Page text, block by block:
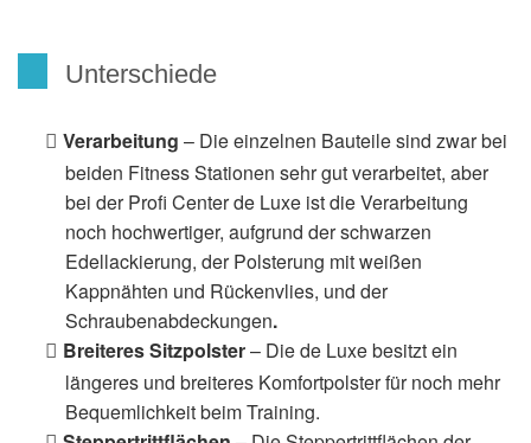
Unterschiede
Verarbeitung – Die einzelnen Bauteile sind zwar bei
beiden Fitness Stationen sehr gut verarbeitet, aber
bei der Profi Center de Luxe ist die Verarbeitung
noch hochwertiger, aufgrund der schwarzen
Edellackierung, der Polsterung mit weißen
Kappnähten und Rückenvlies, und der
Schraubenabdeckungen.
Breiteres Sitzpolster– Die de Luxe besitzt ein
längeres und breiteres Komfortpolster für noch mehr
Bequemlichkeit beim Training.